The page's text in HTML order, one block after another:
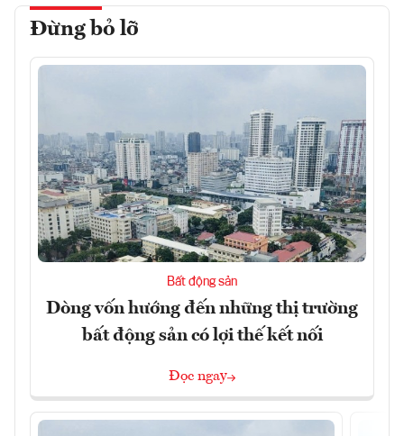
Đừng bỏ lỡ
Bất động sản
Dòng vốn hướng đến những thị trường
bất động sản có lợi thế kết nối
Đọc ngay